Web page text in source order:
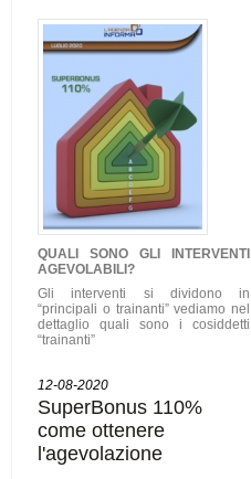
QUALI SONO GLI
INTERVENTI
AGEVOLABILI?
Gli interventi si dividono in
“principali o trainanti” vediamo nel
dettaglio quali sono i cosiddetti
“trainanti”
12-08-2020
SuperBonus 110%
come ottenere
l'agevolazione